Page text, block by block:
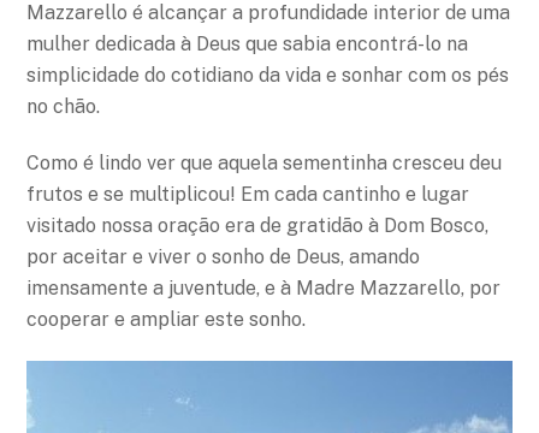
Mazzarello é alcançar a profundidade interior de uma
mulher dedicada à Deus que sabia encontrá-lo na
simplicidade do cotidiano da vida e sonhar com os pés
no chão.
Como é lindo ver que aquela sementinha cresceu deu
frutos e se multiplicou! Em cada cantinho e lugar
visitado nossa oração era de gratidão à Dom Bosco,
por aceitar e viver o sonho de Deus, amando
imensamente a juventude, e à Madre Mazzarello, por
cooperar e ampliar este sonho.